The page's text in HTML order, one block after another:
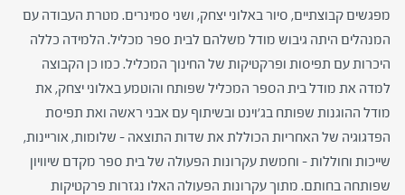
מפגשים קבוצתיים, סיור באלוני יצחק, ושני סמינרים. מטרת העבודה עם
המנהלים היתה גיבוש מודל משלהם לבית ספר מכליל. הלמידה כללה
היכרות עם תפיסות ופרקטיקות של החינוך המכליל. כמו כן הקבוצה
למדה את מודל בית הספר המכליל שפותח והוטמע באלוני יצחק, את
מודל ההוגנות שפותח בג'וינט ובשיתוף עם אבני ראשה ואת תפיסת
הפדגוגיה של האחריות הכוללת את שדות התוצאה – שלומות, אוריינות,
שייכות וחוללות – וחמשת עקרונות הפעולה של בית ספר מקדם שיוויון
שפותחה בחותם. מתוך עקרונות הפעולה האלו נגזרות פרקטיקות